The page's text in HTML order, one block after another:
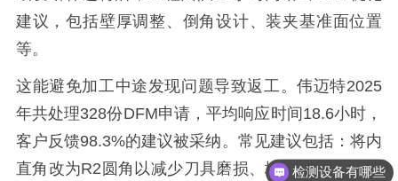
建议，包括壁厚调整、倒角设计、装夹基准面位置
等。
这能避免加工中途发现问题导致返工。伟迈特2025
年共处理328份DFM申请，平均响应时间18.6小时，
客户反馈98.3%的建议被采纳。常见建议包括：将内
直角改为R2圆角以减少刀具磨损、增加2mm装夹基
有品质团队吗？